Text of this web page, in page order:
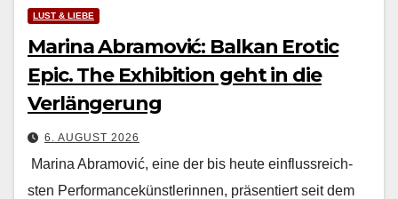
LUST & LIEBE
Marina Abramović: Balkan Erotic
Epic. The Exhibition geht in die
Verlängerung
6. AUGUST 2026
Mari­na Abramović, eine der bis heute ein­flussre­ich­
sten Per­for­mancekün­st­lerin­nen, präsen­tiert seit dem